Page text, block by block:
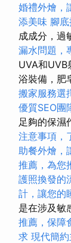
婚禮外燴，
添美味 腳
成成分，過
漏水問題，
UVA和UVB
浴裝備，肥
搬家服務選
優質SEO團
足夠的保濕
注意事項，
助餐外燴，
推薦，為您
護照換發的
計，讓您的
是在涉及敏
推薦，保障
求 現代簡